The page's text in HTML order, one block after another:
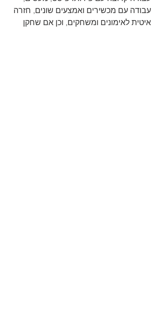
עבודה עם מכשירים ואמצעים שונים, חזרה
איטית לאימונים ומשחקים, וכן אם שחקן